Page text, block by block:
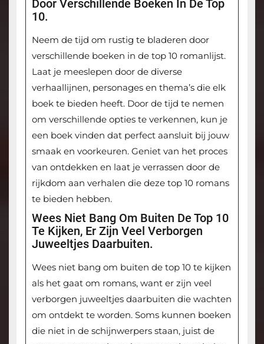
Door Verschillende Boeken In De Top
10.
Neem de tijd om rustig te bladeren door
verschillende boeken in de top 10 romanlijst.
Laat je meeslepen door de diverse
verhaallijnen, personages en thema’s die elk
boek te bieden heeft. Door de tijd te nemen
om verschillende opties te verkennen, kun je
een boek vinden dat perfect aansluit bij jouw
smaak en voorkeuren. Geniet van het proces
van ontdekken en laat je verrassen door de
rijkdom aan verhalen die deze top 10 romans
te bieden hebben.
Wees Niet Bang Om Buiten De Top 10
Te Kijken, Er Zijn Veel Verborgen
Juweeltjes Daarbuiten.
Wees niet bang om buiten de top 10 te kijken
als het gaat om romans, want er zijn veel
verborgen juweeltjes daarbuiten die wachten
om ontdekt te worden. Soms kunnen boeken
die niet in de schijnwerpers staan, juist de